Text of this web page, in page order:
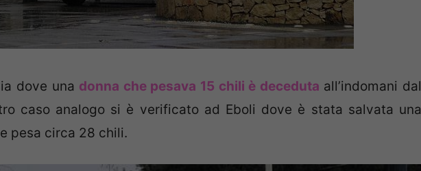
dove una donna che pesava 15 chili è deceduta all’indomani dal
caso analogo si è verificato ad Eboli dove è stata salvata una
pesa circa 28 chili.